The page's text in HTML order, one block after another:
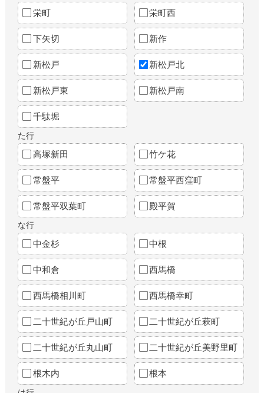
栄町 栄町西
下矢切 新作
新松戸 新松戸北
新松戸東 新松戸南
千駄堀
た行
高塚新田 竹ケ花
常盤平 常盤平西窪町
常盤平双葉町 殿平賀
な行
中金杉 中根
中和倉 西馬橋
西馬橋相川町 西馬橋幸町
二十世紀が丘戸山町 二十世紀が丘萩町
二十世紀が丘丸山町 二十世紀が丘美野里町
根木内 根本